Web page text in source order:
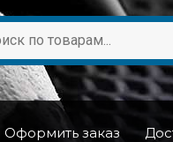
Оформить заказ